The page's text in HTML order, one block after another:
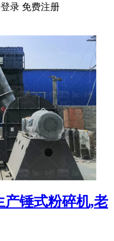
录 免费注册
产锤式粉碎机,老